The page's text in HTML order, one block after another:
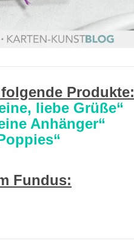
Produkte:
liebe Grüße“
Anhänger“
Fundus: